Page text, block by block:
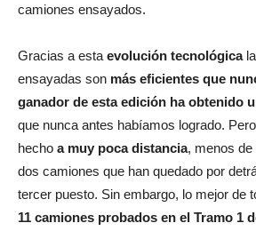
camiones ensayados.
Gracias a esta evolución tecnológica
ensayadas son más eficientes que
ganador de esta edición ha obtenido
que nunca antes habíamos logrado.
hecho a muy poca distancia, menos de
dos camiones que han quedado por
tercer puesto. Sin embargo, lo mejor de
11 camiones probados en el Tramo 1